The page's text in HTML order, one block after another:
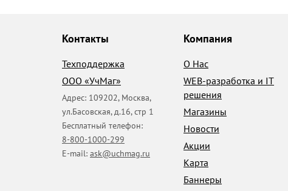
Контакты
Техподдержка
ООО «УчМаг»
Адрес: 109202, Москва,
ул.Басовская, д.16, стр 1
Бесплатный телефон:
8-800-1000-299
E-mail: ask@uchmag.ru
Компания
О Нас
WEB-разработка и IT
решения
Магазины
Новости
Акции
Карта
Баннеры